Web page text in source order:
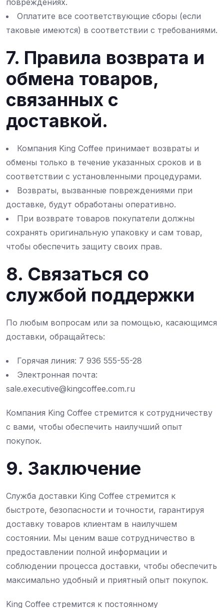
повреждениях.
Оплатите все соответствующие сборы (если
таковые имеются) в соответствии с требованиями.
7. Правила возврата и
обмена товаров,
связанных с
доставкой.
Компания King Coffee принимает возвраты и
обмены только в течение указанных сроков и в
соответствии с установленными процедурами.
Возвраты, вызванные повреждениями при
доставке, будут обработаны оперативно.
При возврате товаров покупатели должны
сохранять оригинальную упаковку и сам товар,
чтобы обеспечить защиту своих прав.
8. Связаться со
службой поддержки
По любым вопросам или за помощью, касающимся
доставки, обращайтесь:
Горячая линия: 7 936 555-55-28
Электронная почта:
sale.executive@kingcoffee.com.ru
Компания King Coffee стремится к сотрудничеству
с вами, чтобы обеспечить наилучший опыт
покупок.
9. Заключение
Служба доставки King Coffee стремится к
быстроте, безопасности и точности, гарантируя
доставку товаров клиентам в наилучшем
состоянии. Мы ценим ваше сотрудничество в
предоставлении полной информации и
соблюдении процесса доставки, чтобы обеспечить
максимально удобный и приятный опыт покупок.
King Coffee стремится к постоянному